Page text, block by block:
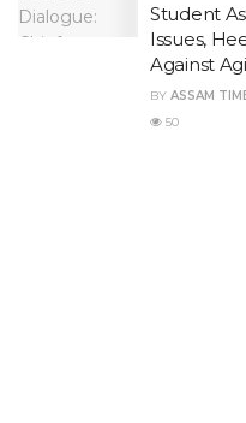
Student
Issues,
Against
BY ASSAM
50